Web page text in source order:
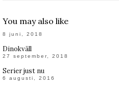
You may also like
8 juni, 2018
Dinokväll
27 september, 2018
Serier just nu
6 augusti, 2016